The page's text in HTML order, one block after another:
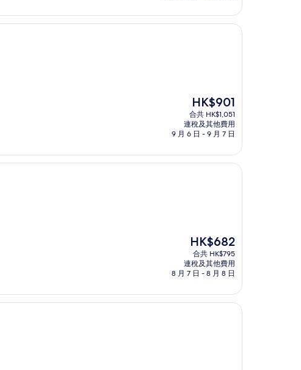
現
售
HK$901
HK$901
合共 HK$1,051
連稅及其他費用
9 月 6 日 - 9 月 7 日
現
售
HK$682
HK$682
合共 HK$795
連稅及其他費用
8 月 7 日 - 8 月 8 日